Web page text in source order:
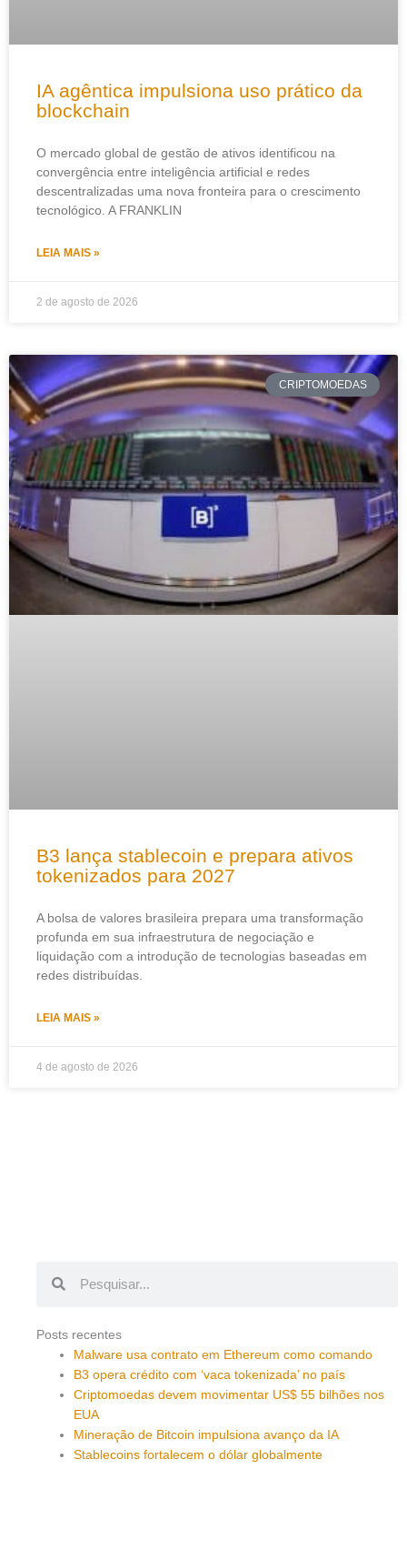
IA agêntica impulsiona uso prático da
blockchain
O mercado global de gestão de ativos identificou na
convergência entre inteligência artificial e redes
descentralizadas uma nova fronteira para o crescimento
tecnológico. A FRANKLIN
LEIA MAIS »
2 de agosto de 2026
CRIPTOMOEDAS
B3 lança stablecoin e prepara ativos
tokenizados para 2027
A bolsa de valores brasileira prepara uma transformação
profunda em sua infraestrutura de negociação e
liquidação com a introdução de tecnologias baseadas em
redes distribuídas.
LEIA MAIS »
4 de agosto de 2026
Posts recentes
Malware usa contrato em Ethereum como comando
B3 opera crédito com ‘vaca tokenizada’ no país
Criptomoedas devem movimentar US$ 55 bilhões nos
EUA
Mineração de Bitcoin impulsiona avanço da IA
Stablecoins fortalecem o dólar globalmente